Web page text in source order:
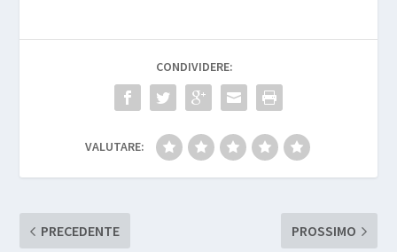
CONDIVIDERE:
VALUTARE:
PRECEDENTE PROSSIMO